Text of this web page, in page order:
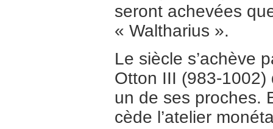
seront achevées
« Waltharius ».
Le siècle s’achève
Otton III (983-
un de ses proches.
cède l’atelier